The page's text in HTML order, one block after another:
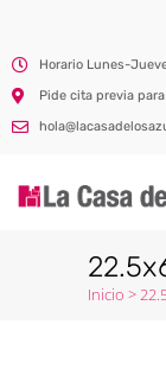
Horario Lunes-
Pide cita previa
Inicio >